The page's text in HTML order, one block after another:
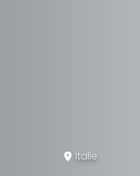
Italie